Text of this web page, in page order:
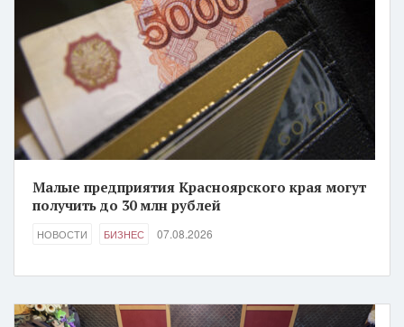
Малые предприятия Красноярского края могут
получить до 30 млн рублей
НОВОСТИ БИЗНЕС 07.08.2026